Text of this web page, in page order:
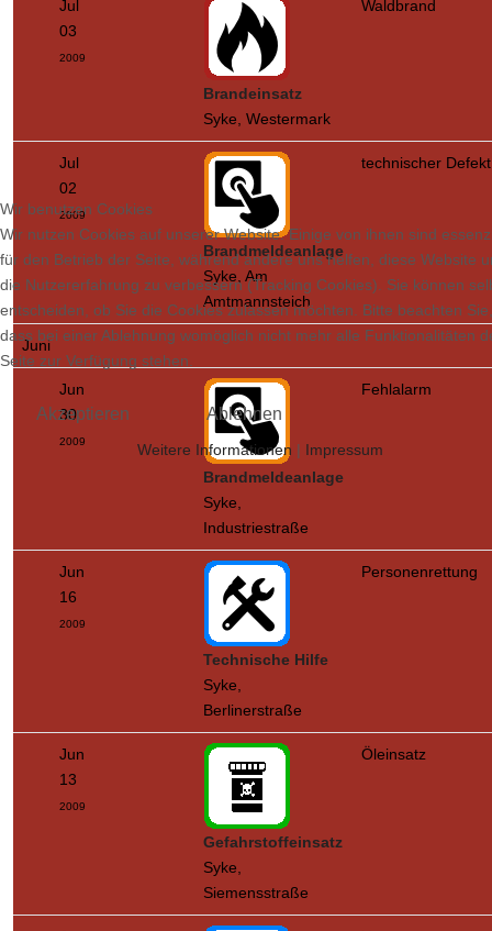
Jul
03
2009
Brandeinsatz
Syke, Westermark
Waldbrand
Jul
02
2009
Brandmeldeanlage
Syke, Am
Amtmannsteich
technischer Defekt
Juni
Jun
30
2009
Brandmeldeanlage
Syke,
Industriestraße
Fehlalarm
Jun
16
2009
Technische Hilfe
Syke,
Berlinerstraße
Personenrettung
Jun
13
2009
Gefahrstoffeinsatz
Syke,
Siemensstraße
Öleinsatz
Wir benutzen Cookies
Wir nutzen Cookies auf unserer Website. Einige von ihnen sind
für den Betrieb der Seite, während andere uns helfen, diese Website
die Nutzererfahrung zu verbessern (Tracking Cookies). Sie können
entscheiden, ob Sie die Cookies zulassen möchten. Bitte beachten Sie,
dass bei einer Ablehnung womöglich nicht mehr alle Funktionalitäten
Seite zur Verfügung stehen.
Akzeptieren Ablehnen
Weitere Informationen | Impressum